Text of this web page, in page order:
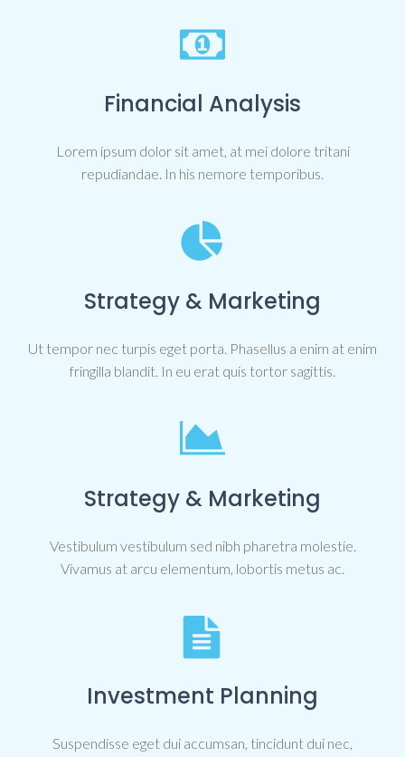
Financial Analysis
Lorem ipsum dolor sit amet, at mei dolore tritani
repudiandae. In his nemore temporibus.
Strategy & Marketing
Ut tempor nec turpis eget porta. Phasellus a enim at enim
fringilla blandit. In eu erat quis tortor sagittis.
Strategy & Marketing
Vestibulum vestibulum sed nibh pharetra molestie.
Vivamus at arcu elementum, lobortis metus ac.
Investment Planning
Suspendisse eget dui accumsan, tincidunt dui nec,